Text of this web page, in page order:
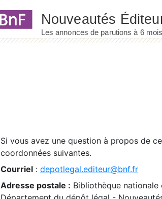
Si vous avez une question à propos de
coordonnées suivantes.
Courriel : depotlegal.editeur@bnf.fr
Adresse postale : Bibliothèque nationale